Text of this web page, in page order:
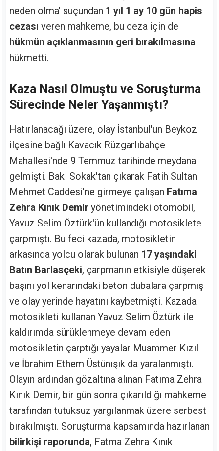
neden olma' suçundan 1 yıl 1 ay 10 gün hapis
cezası veren mahkeme, bu ceza için de
hükmün açıklanmasının geri bırakılmasına
hükmetti.
Kaza Nasıl Olmuştu ve Soruşturma
Sürecinde Neler Yaşanmıştı?
Hatırlanacağı üzere, olay İstanbul'un Beykoz
ilçesine bağlı Kavacık Rüzgarlıbahçe
Mahallesi'nde 9 Temmuz tarihinde meydana
gelmişti. Baki Sokak'tan çıkarak Fatih Sultan
Mehmet Caddesi'ne girmeye çalışan Fatıma
Zehra Kınık Demir yönetimindeki otomobil,
Yavuz Selim Öztürk'ün kullandığı motosiklete
çarpmıştı. Bu feci kazada, motosikletin
arkasında yolcu olarak bulunan 17 yaşındaki
Batın Barlasçeki, çarpmanın etkisiyle düşerek
başını yol kenarındaki beton dubalara çarpmış
ve olay yerinde hayatını kaybetmişti. Kazada
motosikleti kullanan Yavuz Selim Öztürk ile
kaldırımda sürüklenmeye devam eden
motosikletin çarptığı yayalar Muammer Kızıl
ve İbrahim Ethem Üstünışık da yaralanmıştı.
Olayın ardından gözaltına alınan Fatıma Zehra
Kınık Demir, bir gün sonra çıkarıldığı mahkeme
tarafından tutuksuz yargılanmak üzere serbest
bırakılmıştı. Soruşturma kapsamında hazırlanan
bilirkişi raporunda, Fatma Zehra Kınık